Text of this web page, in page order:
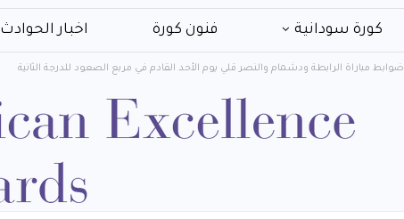
كورة سودانية فنون كورة اخبار الحوادث
ضوابط مباراة الرابطة ودشمام والنصر قلي يوم الأحد القادم في مربع الصعود للدرجة الثانية